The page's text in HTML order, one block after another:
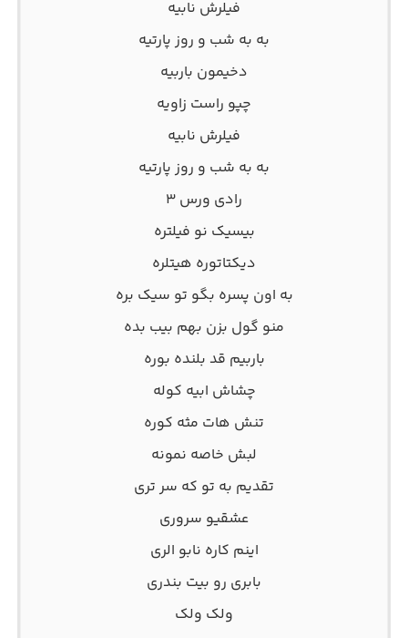
فیلرش نابیه
به به شب و روز پارتیه
دخیمون باربیه
چپو راست زاویه
فیلرش نابیه
به به شب و روز پارتیه
رادی ورس ۳
بیسیک نو فیلتره
دیکتاتوره هیتلره
به اون پسره بگو تو سیک بره
منو گول بزن بهم بیب بده
باربیم قد بلنده بوره
چشاش ابیه کوله
تنش هات مثه کوره
لبش خاصه نمونه
تقدیم به تو که سر تری
عشقیو سروری
اینم کاره نابو الری
بابری رو بیت بندری
ولک ولک